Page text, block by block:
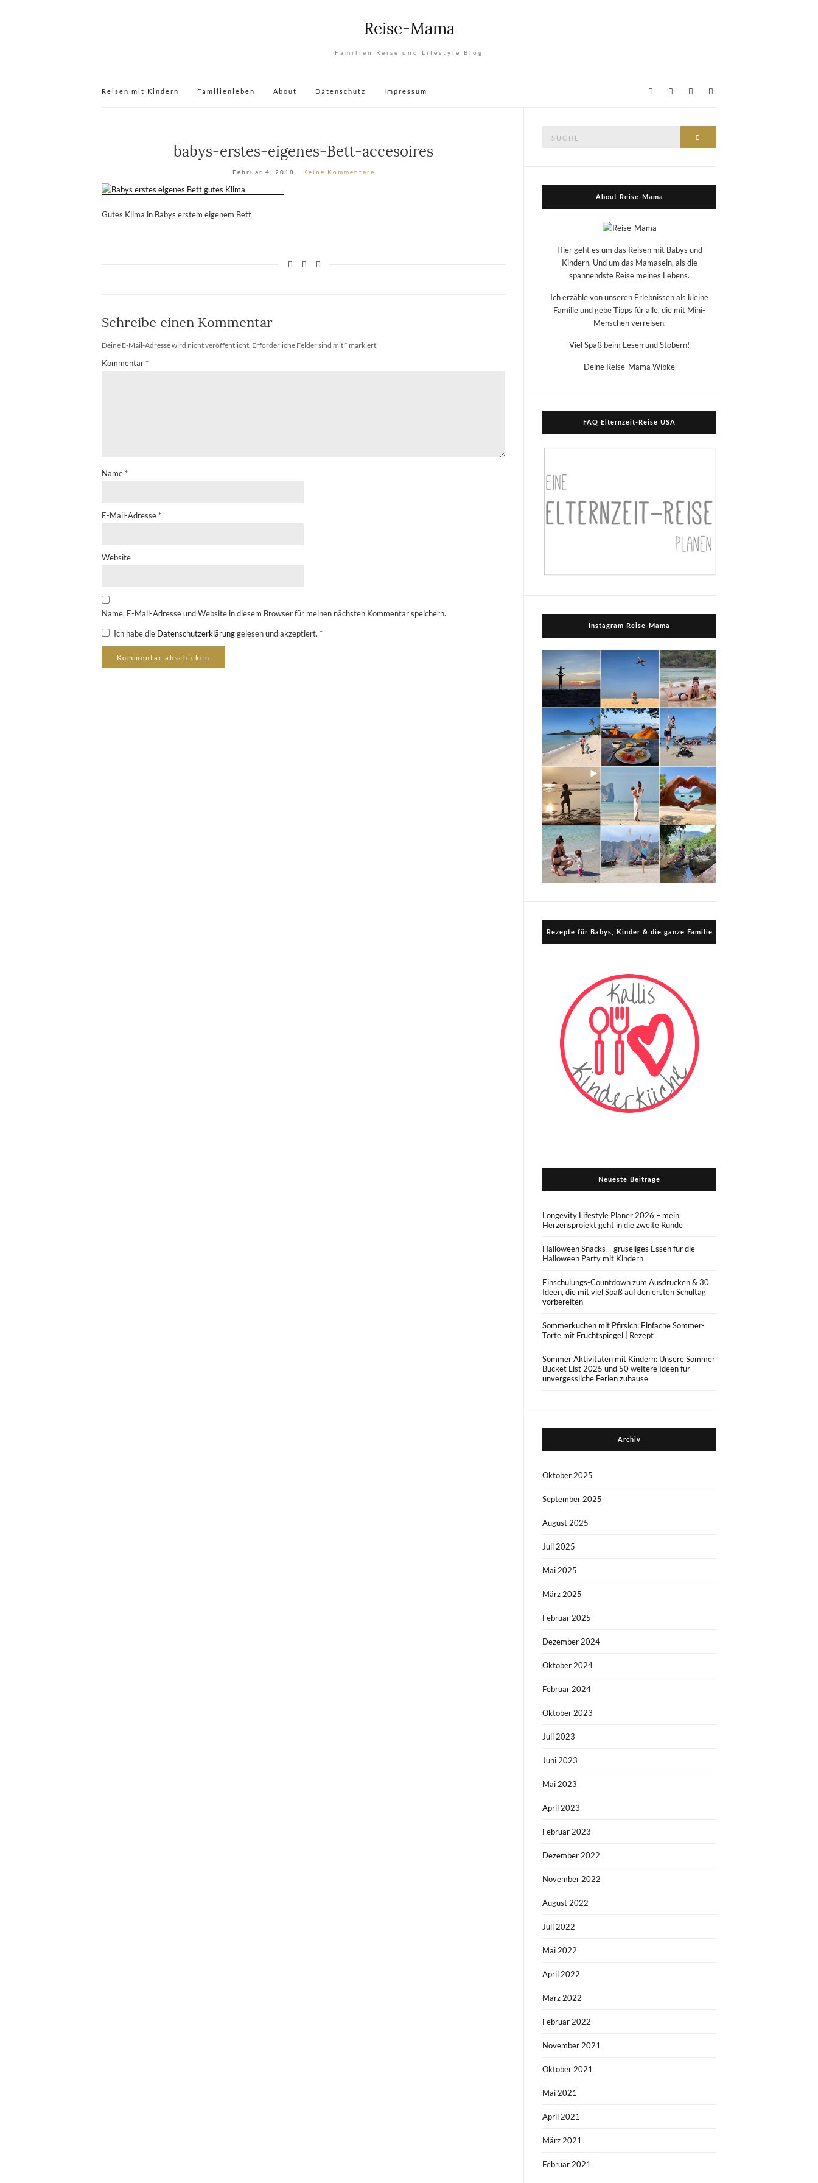
Reise-Mama
Familien Reise und Lifestyle Blog
Reisen mit Kindern Familienleben About Datenschutz Impressum
babys-erstes-eigenes-Bett-accesoires
Februar 4, 2018 Keine Kommentare
Gutes Klima in Babys erstem eigenem Bett
Schreibe einen Kommentar
Deine E-Mail-Adresse wird nicht veröffentlicht. Erforderliche Felder sind mit * markiert
Kommentar *
Name *
E-Mail-Adresse *
Website
Name, E-Mail-Adresse und Website in diesem Browser für meinen nächsten Kommentar speichern.
Ich habe die Datenschutzerklärunggelesen und akzeptiert. *
About Reise-Mama
Hier geht es um das Reisen mit Babys und
Kindern. Und um das Mamasein, als die
spannendste Reise meines Lebens.
Ich erzähle von unseren Erlebnissen als kleine
Familie und gebe Tipps für alle, die mit Mini-
Menschen verreisen.
Viel Spaß beim Lesen und Stöbern!
Deine Reise-Mama Wibke
FAQ Elternzeit-Reise USA
Instagram Reise-Mama
Rezepte für Babys, Kinder & die ganze Familie
Neueste Beiträge
Longevity Lifestyle Planer 2026 – mein
Herzensprojekt geht in die zweite Runde
Halloween Snacks – gruseliges Essen für die
Halloween Party mit Kindern
Einschulungs-Countdown zum Ausdrucken & 30
Ideen, die mit viel Spaß auf den ersten Schultag
vorbereiten
Sommerkuchen mit Pfirsich: Einfache Sommer-
Torte mit Fruchtspiegel | Rezept
Sommer Aktivitäten mit Kindern: Unsere Sommer
Bucket List 2025 und 50 weitere Ideen für
unvergessliche Ferien zuhause
Archiv
Oktober 2025
September 2025
August 2025
Juli 2025
Mai 2025
März 2025
Februar 2025
Dezember 2024
Oktober 2024
Februar 2024
Oktober 2023
Juli 2023
Juni 2023
Mai 2023
April 2023
Februar 2023
Dezember 2022
November 2022
August 2022
Juli 2022
Mai 2022
April 2022
März 2022
Februar 2022
November 2021
Oktober 2021
Mai 2021
April 2021
März 2021
Februar 2021